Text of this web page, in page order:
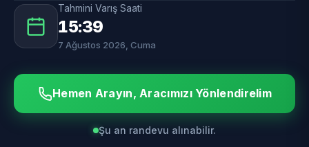
Tahmini Varış Saati
15:39
7 Ağustos 2026, Cuma
Hemen Arayın, Aracımızı Yönlendirelim
Şu an randevu alınabilir.